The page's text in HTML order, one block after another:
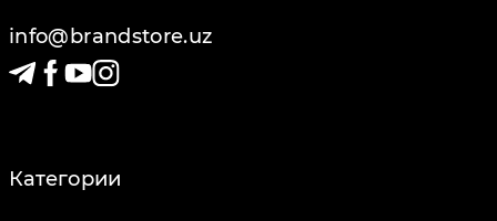
info@brandstore.uz
Категории